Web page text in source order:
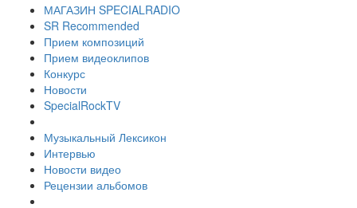
МАГАЗИН SPECIALRADIO
SR Recommended
Прием композиций
Прием видеоклипов
Конкурс
Новости
SpecialRockTV
Музыкальный Лексикон
Интервью
Новости видео
Рецензии альбомов